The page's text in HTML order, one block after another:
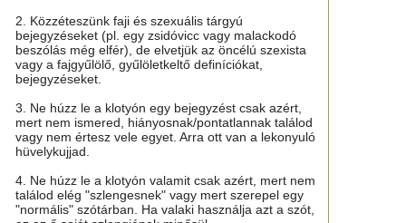
2. Közzéteszünk faji és szexuális tárgyú
bejegyzéseket (pl. egy zsidóvicc vagy malackodó
beszólás még elfér), de elvetjük az öncélú szexista
vagy a fajgyűlölő, gyűlöletkeltő definíciókat,
bejegyzéseket.
3. Ne húzz le a klotyón egy bejegyzést csak azért,
mert nem ismered, hiányosnak/pontatlannak találod
vagy nem értesz vele egyet. Arra ott van a lekonyuló
hüvelykujjad.
4. Ne húzz le a klotyón valamit csak azért, mert nem
találod elég "szlengesnek" vagy mert szerepel egy
"normális" szótárban. Ha valaki használja azt a szót,